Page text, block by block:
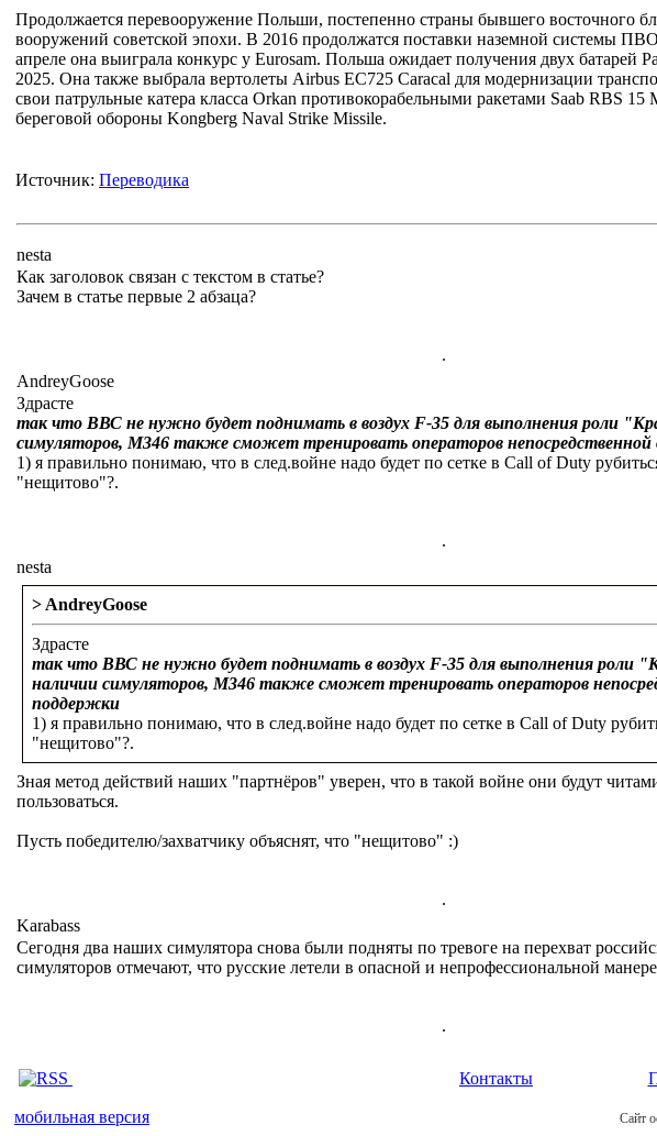
Продолжается перевооружение Польши, постепенно страны бывшего восточного
вооружений советской эпохи. В 2016 продолжатся поставки наземной системы
апреле она выиграла конкурс у Eurosam. Польша ожидает получения двух батарей
2025. Она также выбрала вертолеты Airbus EC725 Caracal для модернизации
свои патрульные катера класса Orkan противокорабельными ракетами Saab RBS 15
береговой обороны Kongberg Naval Strike Missile.
Источник: Переводика
nesta
Как заголовок связан с текстом в статье?
Зачем в статье первые 2 абзаца?
.
AndreyGoose
Здрасте
так что ВВС не нужно будет поднимать в воздух F-35 для выполнения роли
симуляторов, М346 также сможет тренировать операторов непосредственной
1) я правильно понимаю, что в след.войне надо будет по сетке в Call of Duty
"нещитово"?.
.
nesta
> AndreyGoose
Здрасте
так что ВВС не нужно будет поднимать в воздух F-35 для выполнения роли
наличии симуляторов, М346 также сможет тренировать операторов
поддержки
1) я правильно понимаю, что в след.войне надо будет по сетке в Call of Duty
"нещитово"?.
Зная метод действий наших "партнёров" уверен, что в такой войне они будут
пользоваться.
Пусть победителю/захватчику объяснят, что "нещитово" :)
.
Karabass
Сегодня два наших симулятора снова были подняты по тревоге на перехват
симуляторов отмечают, что русские летели в опасной и непрофессиональной
.
Контакты
мобильная версия Сайт